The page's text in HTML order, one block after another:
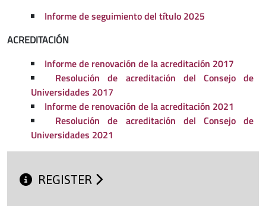
Informe de seguimiento del título 2025
ACREDITACIÓN
Informe de renovación de la acreditación 2017
Resolución de acreditación del Consejo de
Universidades 2017
Informe de renovación de la acreditación 2021
Resolución de acreditación del Consejo de
Universidades 2021
REGISTER